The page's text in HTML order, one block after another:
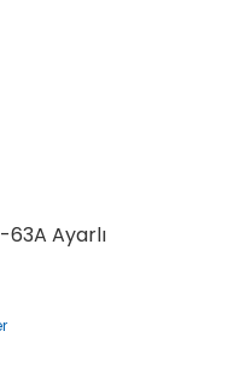
63A Ayarlı